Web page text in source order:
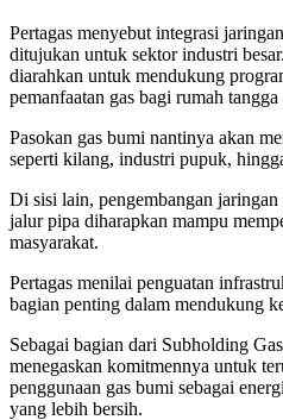
Pertagas menyebut integrasi
ditujukan untuk sektor industri
diarahkan untuk mendukung
pemanfaatan gas bagi rumah
Pasokan gas bumi nantinya akan
seperti kilang, industri pupuk,
Di sisi lain, pengembangan
jalur pipa diharapkan mampu
masyarakat.
Pertagas menilai penguatan
bagian penting dalam mendukung
Sebagai bagian dari Subholding
menegaskan komitmennya untuk
penggunaan gas bumi sebagai
yang lebih bersih.